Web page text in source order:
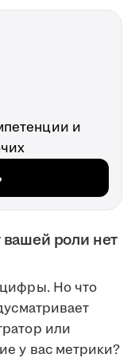
и
роли нет
Но что
или
у вас метрики?